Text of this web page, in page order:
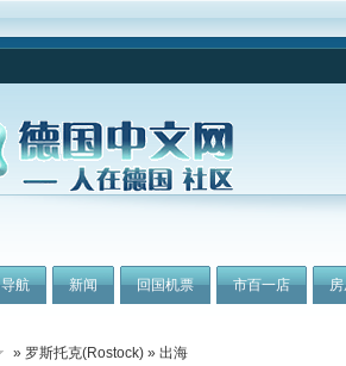
导航 新闻 回国机票 市百一店
» 罗斯托克(Rostock) » 出海